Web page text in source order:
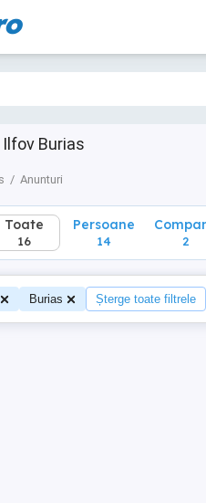
Burias
Anunturi
16
Toate
16
Persoane
14 2
Burias Șterge toate filtrele